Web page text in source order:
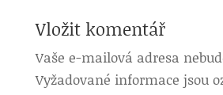
Vložit komentář
Vaše e-mailová adresa
Vyžadované informace jsou